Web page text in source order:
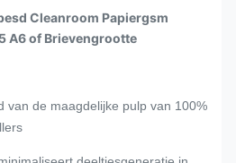
Cleanroom Papiergsm
A6 of Brievengrootte
van de maagdelijke pulp van 100%